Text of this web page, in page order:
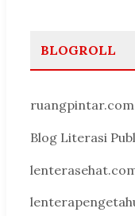
BLOGROLL
ruangpintar.com
Blog Literasi